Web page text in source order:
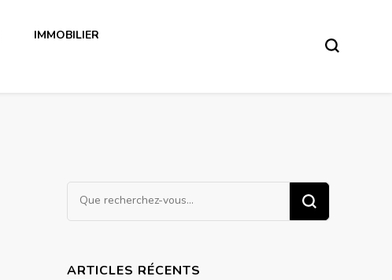
IMMOBILIER
Vous
recherchiez
ARTICLES RÉCENTS